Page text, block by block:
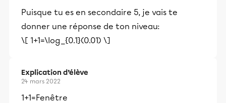
Puisque tu es en secondaire 5, je vais te
donner une réponse de ton niveau:
\[ 1+1=\log_{0.1}(0.01) \]
Explication d’élève
24 mars 2022
1+1=Fenêtre